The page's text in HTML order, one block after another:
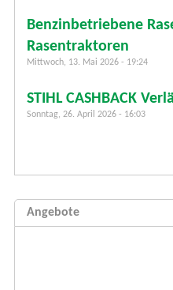
l
a
r
Benzinbetriebene
Rasentraktoren
Mittwoch, 13. Mai 2026 - 19:24
STIHL CASHBACK
Sonntag, 26. April 2026 - 16:03
Angebote